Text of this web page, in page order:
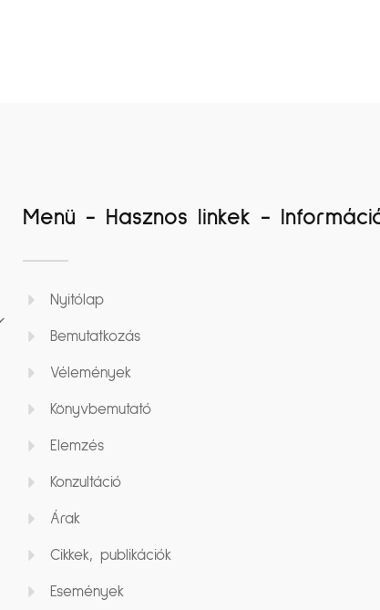
Menü - Hasznos linkek -
Nyitólap
Bemutatkozás
Vélemények
Könyvbemutató
Elemzés
Konzultáció
Árak
Cikkek, publikációk
Események